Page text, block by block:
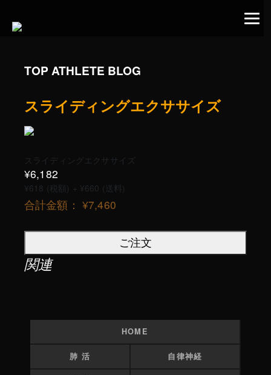
TOP ATHLETE BLOG
スライディングエクササイズ
スライディングエクササイズ
¥6,182
¥618 (税額) + ¥660 (送料)
合計金額： ¥7,460
ご注文
関連
HOME
肺 活 自律神経